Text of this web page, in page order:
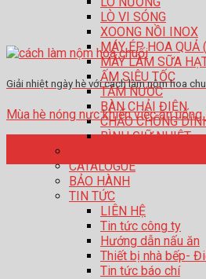
LÒ VI SÓNG
XOONG NỒI INOX
MÁY ÉP HOA QUẢ
MÁY LÀM SỮA
ẤM SIÊU TỐC
TĂM NƯỚC
BÀN CHẢI ĐIỆN
CHẢO CHỐNG
BÌNH GIỮ NHIỆT
CATALOGUE
BẢO HÀNH
TIN TỨC
LIÊN HỆ
Tin tức công ty
Hướng dẫn nấu ăn
Thiết bị nhà bếp-
Tin tức báo chí
Giải nhiệt ngày hè với cách làm nộm hoa
Mùa hè nóng nực khiến việc ăn uống